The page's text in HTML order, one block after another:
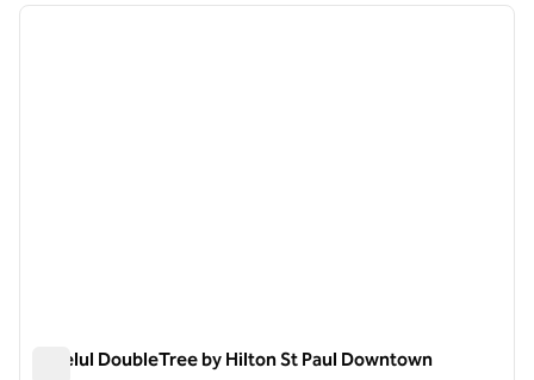
1 din 12
Hotelul DoubleTree by Hilton St Paul Downtown